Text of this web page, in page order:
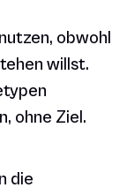
obwohl
willst.
ohne Ziel.
die